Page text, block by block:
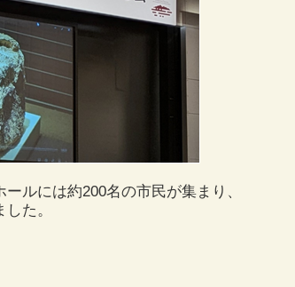
ルには約200名の市民が集まり、
た。